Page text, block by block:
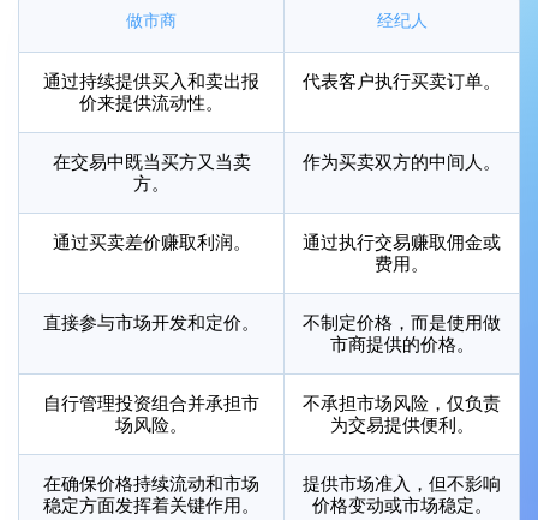
做市商 经纪人
通过持续提供买入和卖出报
价来提供流动性。
代表客户执行买卖订单。
在交易中既当买方又当卖
方。
作为买卖双方的中间人。
通过买卖差价赚取利润。
通过执行交易赚取佣金或
费用。
直接参与市场开发和定价。
不制定价格，而是使用做
市商提供的价格。
自行管理投资组合并承担市
场风险。
不承担市场风险，仅负责
为交易提供便利。
在确保价格持续流动和市场
稳定方面发挥着关键作用。
提供市场准入，但不影响
价格变动或市场稳定。